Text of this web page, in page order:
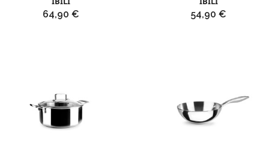
Prix
64,90 € Prix
54,90 €